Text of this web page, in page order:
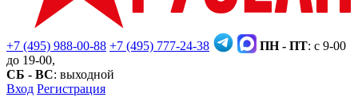
+7 (495) 988-00-88 +7 (495) 777-24-38 ПН - ПТ: с 9-00
до 19-00,
СБ - ВС: выходной
Вход Регистрация